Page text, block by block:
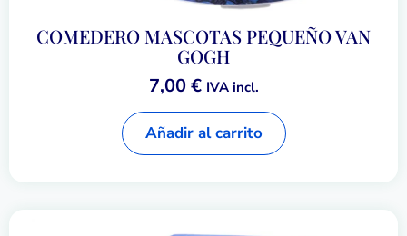
COMEDERO MASCOTAS PEQUEÑO VAN
GOGH
7,00€ IVA incl.
Añadir al carrito